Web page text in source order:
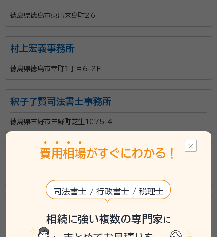
徳島県徳島市東出来島町26
村上宏義事務所
徳島県徳島市幸町1丁目6-2Ｆ
釈子了賢司法書士事務所
徳島県三好市三野町芝生1075-4
西喜万事務所
徳島県吉野川市鴨島町鴨島169-1-1Ｆ
費用 相場がすぐにわかる！
司法書士 / 行政書士 / 税理士
相続に強い複数の専門家に